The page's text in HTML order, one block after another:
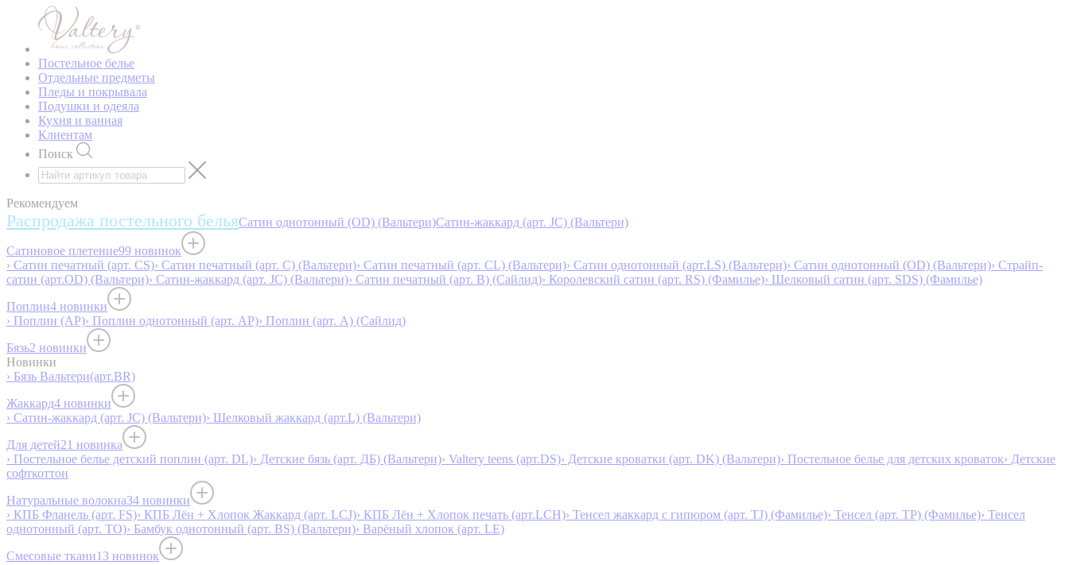
Постельное белье
Отдельные предметы
Пледы и покрывала
Подушки и одеяла
Кухня и ванная
Клиентам
Поиск
Рекомендуем
Распродажа постельного бельяСатин однотонный (OD) (Вальтери)Сатин-жаккард (арт. JC) (Вальтери)
Сатиновое плетение99 новинок
› Сатин печатный (арт. СS)› Сатин печатный (арт. С) (Вальтери)› Сатин печатный (арт. СL) (Вальтери)› Сатин однотонный (арт.LS) (Вальтери)› Сатин однотонный (OD) (Вальтери)› Страйп-
сатин (арт.OD) (Вальтери)› Сатин-жаккард (арт. JC) (Вальтери)› Сатин печатный (арт. В) (Сайлид)› Королевский сатин (арт. RS) (Фамилье)› Шелковый сатин (арт. SDS) (Фамилье)
Поплин4 новинки
› Поплин (AP)› Поплин однотонный (арт. AP)› Поплин (арт. А) (Сайлид)
Бязь2 новинки
Новинки
› Бязь Вальтери(арт.BR)
Жаккард4 новинки
› Сатин-жаккард (арт. JC) (Вальтери)› Шелковый жаккард (арт.L) (Вальтери)
Для детей21 новинка
› Постельное белье детский поплин (арт. DL)› Детские бязь (арт. ДБ) (Вальтери)› Valtery teens (арт.DS)› Детские кроватки (арт. DK) (Вальтери)› Постельное белье для детских кроваток› Детские
софткоттон
Натуральные волокна34 новинки
› КПБ Фланель (арт. FS)› КПБ Лён + Хлопок Жаккард (арт. LCJ)› КПБ Лён + Хлопок печать (арт.LCH)› Тенсел жаккард с гипюром (арт. TJ) (Фамилье)› Тенсел (арт. ТР) (Фамилье)› Тенсел
однотонный (арт. TO)› Бамбук однотонный (арт. BS) (Вальтери)› Варёный хлопок (арт. LE)
Смесовые ткани13 новинок